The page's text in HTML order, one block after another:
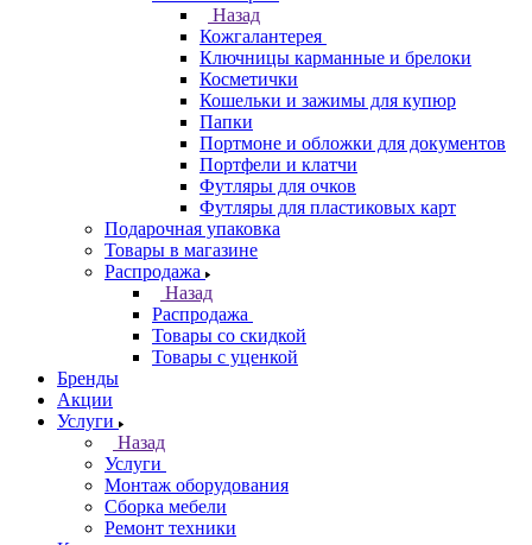
Назад
Кожгалантерея
Ключницы карманные и брелоки
Косметички
Кошельки и зажимы для купюр
Папки
Портмоне и обложки для документов
Портфели и клатчи
Футляры для очков
Футляры для пластиковых карт
Подарочная упаковка
Товары в магазине
Распродажа
Назад
Распродажа
Товары со скидкой
Товары с уценкой
Бренды
Акции
Услуги
Назад
Услуги
Монтаж оборудования
Сборка мебели
Ремонт техники